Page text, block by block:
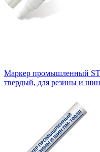
Маркер промышленный
твердый, для резины и